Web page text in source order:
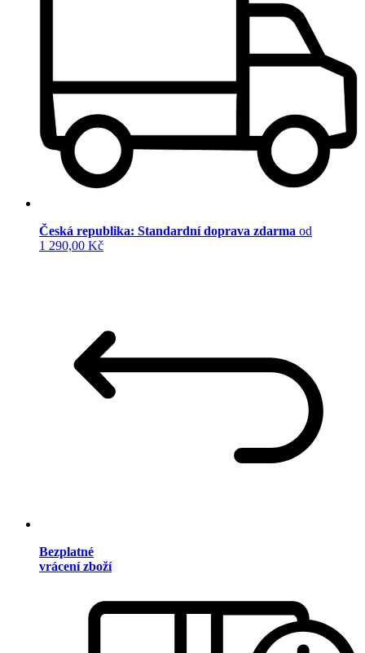
Česká republika: Standardní doprava zdarma od
1 290,00 Kč
Bezplatné
vrácení zboží